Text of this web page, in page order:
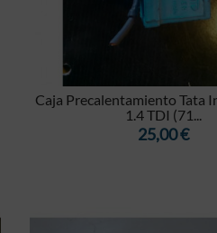
Caja Precalentamiento Tata
1.4 TDI (71...
Precio
25,00 €